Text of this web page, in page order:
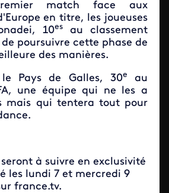
match face aux
en titre, les joueuses
10es
au classement
poursuivre cette phase de
des manières.
Pays de Galles, 30e
au
une équipe qui ne les a
mais qui tentera tout pour
à suivre en exclusivité
les lundi 7 et mercredi 9
france.tv.